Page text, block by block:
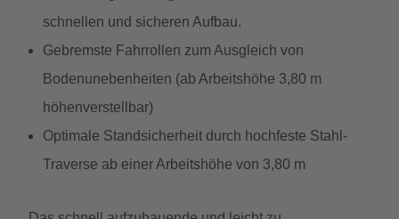
schnellen und sicheren Aufbau.
Gebremste Fahrrollen zum Ausgleich von
Bodenunebenheiten (ab Arbeitshöhe 3,80 m
höhenverstellbar)
Optimale Standsicherheit durch hochfeste Stahl-
Traverse ab einer Arbeitshöhe von 3,80 m